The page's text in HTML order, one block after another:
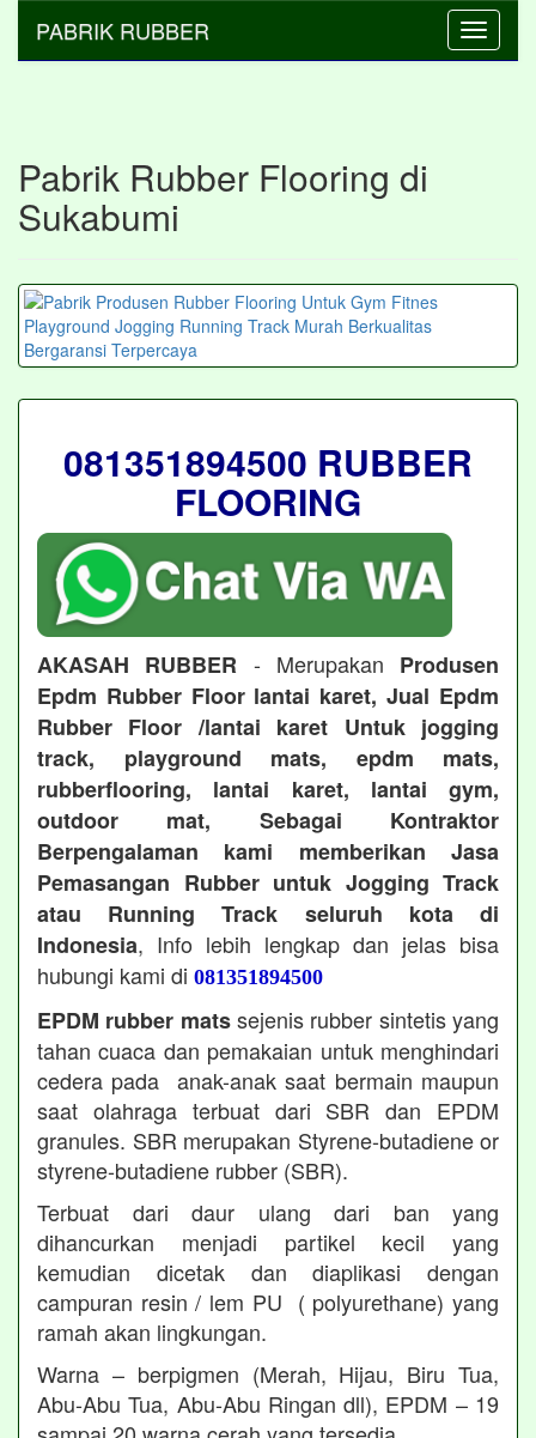
Toggle
PABRIK RUBBER
Pabrik Rubber Flooring di
Sukabumi
081351894500 RUBBER
FLOORING
AKASAH RUBBER - Merupakan Produsen
Epdm Rubber Floor lantai karet, Jual Epdm
Rubber Floor /lantai karet Untuk jogging
track, playground mats, epdm mats,
rubberflooring, lantai karet, lantai gym,
outdoor mat, Sebagai Kontraktor
Berpengalaman kami memberikan Jasa
Pemasangan Rubber untuk Jogging Track
atau Running Track seluruh kota di
Indonesia, Info lebih lengkap dan jelas bisa
hubungi kami di 081351894500
EPDM rubber matssejenis rubber sintetis yang
tahan cuaca dan pemakaian untuk menghindari
cedera pada anak-anak saat bermain maupun
saat olahraga terbuat dari SBR dan EPDM
granules. SBR merupakan Styrene-butadiene or
styrene-butadiene rubber (SBR).
Terbuat dari daur ulang dari ban yang
dihancurkan menjadi partikel kecil yang
kemudian dicetak dan diaplikasi dengan
campuran resin / lem PU ( polyurethane) yang
ramah akan lingkungan.
Warna – berpigmen (Merah, Hijau, Biru Tua,
Abu-Abu Tua, Abu-Abu Ringan dll), EPDM – 19